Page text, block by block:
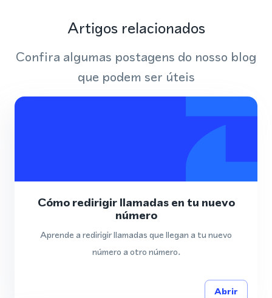
Artigos relacionados
Confira algumas postagens do nosso blog
que podem ser úteis
Cómo redirigir llamadas en tu nuevo
número
Aprende a redirigir llamadas que llegan a tu nuevo
número a otro número.
Abrir